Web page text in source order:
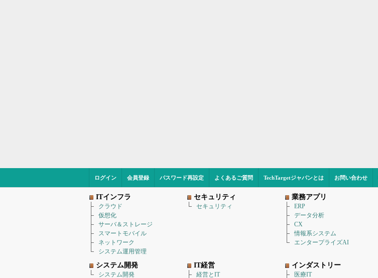
ログイン 会員登録 パスワード再設定 よくあるご質問 TechTargetジャパンとは お問い合わせ
ITインフラ
クラウド
仮想化
サーバ＆ストレージ
スマートモバイル
ネットワーク
システム運用管理
セキュリティ
セキュリティ
業務アプリ
ERP
データ分析
CX
情報系システム
エンタープライズAI
システム開発
システム開発
IT経営
経営とIT
インダストリー
医療IT